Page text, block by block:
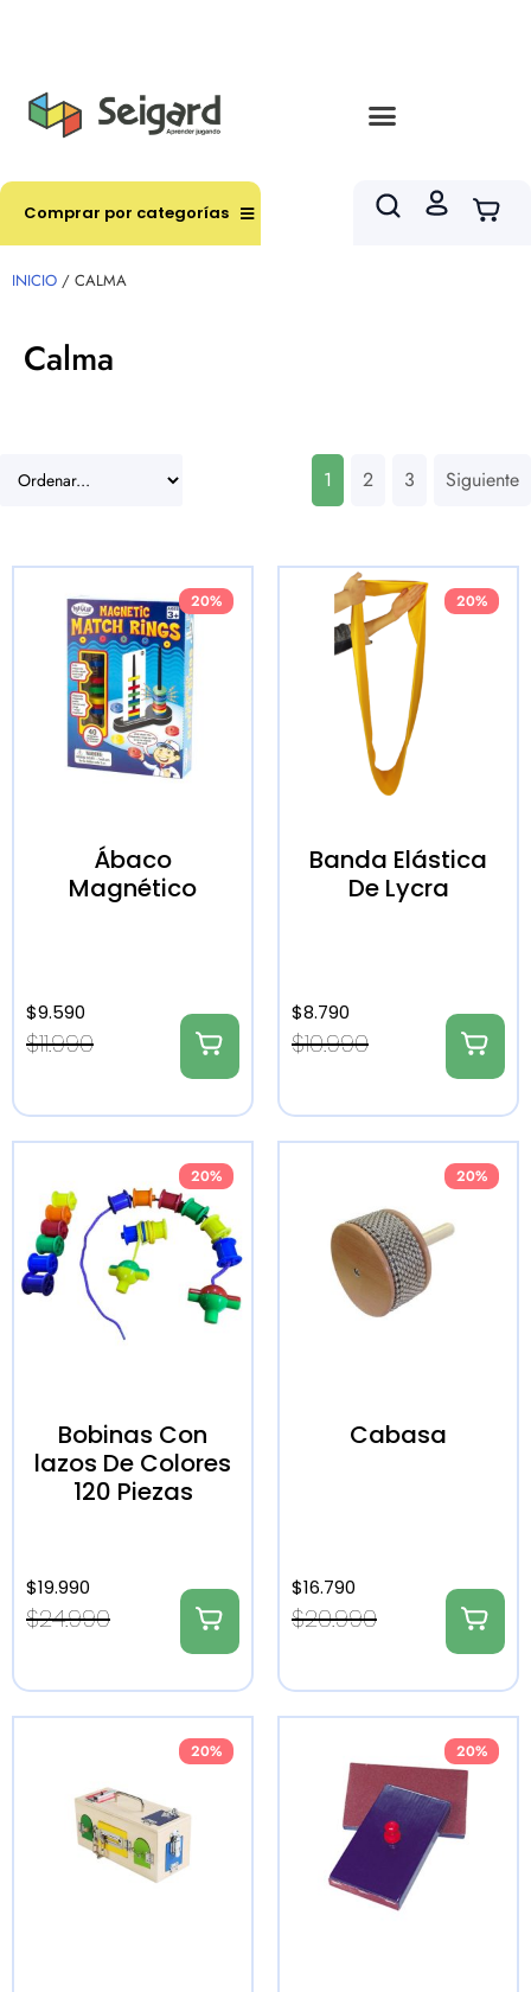
Comprar por categorías
INICIO / CALMA
Calma
1 2 3 Siguiente
20%
Ábaco
Magnético
$11.990
$9.590
20%
Banda Elástica
De Lycra
$10.990
$8.790
20%
Bobinas Con
lazos De Colores
120 Piezas
$24.990
$19.990
20%
Cabasa
$20.990
$16.790
20% 20%